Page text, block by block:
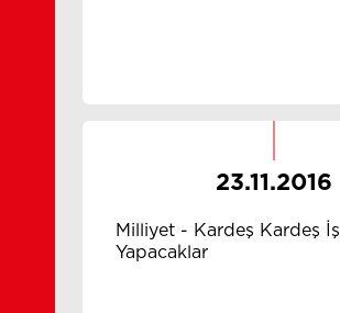
23.11.2016
Milliyet - Kardeş Kardeş İş
Yapacaklar